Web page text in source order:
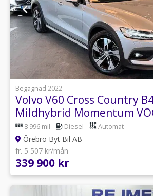
1
Begagnad 2022
Volvo V60 Cross Country
Mildhybrid Momentum
8 996 mil Diesel Automat
Örebro Byt Bil AB
fr. 5 507 kr/mån
339 900 kr